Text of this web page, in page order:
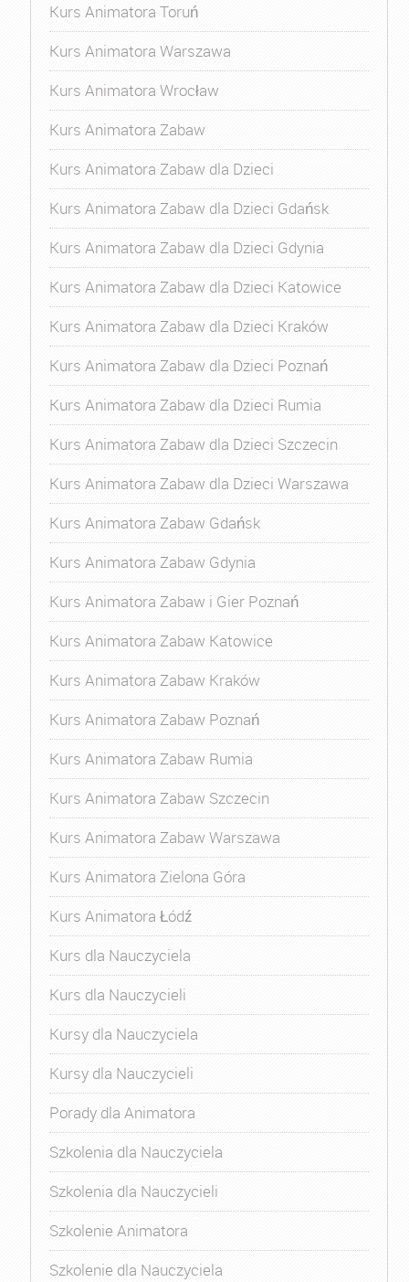
Kurs Animatora Toruń
Kurs Animatora Warszawa
Kurs Animatora Wrocław
Kurs Animatora Zabaw
Kurs Animatora Zabaw dla Dzieci
Kurs Animatora Zabaw dla Dzieci Gdańsk
Kurs Animatora Zabaw dla Dzieci Gdynia
Kurs Animatora Zabaw dla Dzieci Katowice
Kurs Animatora Zabaw dla Dzieci Kraków
Kurs Animatora Zabaw dla Dzieci Poznań
Kurs Animatora Zabaw dla Dzieci Rumia
Kurs Animatora Zabaw dla Dzieci Szczecin
Kurs Animatora Zabaw dla Dzieci Warszawa
Kurs Animatora Zabaw Gdańsk
Kurs Animatora Zabaw Gdynia
Kurs Animatora Zabaw i Gier Poznań
Kurs Animatora Zabaw Katowice
Kurs Animatora Zabaw Kraków
Kurs Animatora Zabaw Poznań
Kurs Animatora Zabaw Rumia
Kurs Animatora Zabaw Szczecin
Kurs Animatora Zabaw Warszawa
Kurs Animatora Zielona Góra
Kurs Animatora Łódź
Kurs dla Nauczyciela
Kurs dla Nauczycieli
Kursy dla Nauczyciela
Kursy dla Nauczycieli
Porady dla Animatora
Szkolenia dla Nauczyciela
Szkolenia dla Nauczycieli
Szkolenie Animatora
Szkolenie dla Nauczyciela